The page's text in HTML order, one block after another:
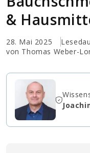
&
28. Mai 2025
von Thomas Weber-